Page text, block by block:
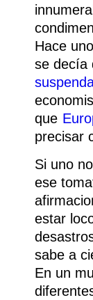
Hace
se decía
que
precisar
Si uno
ese
estar
sabe a
En un